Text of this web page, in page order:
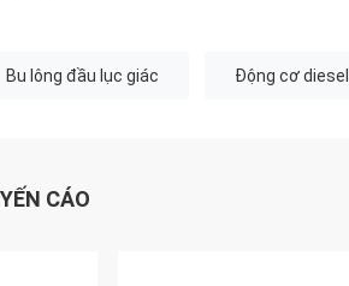
Bu lông đầu lục giác Động cơ diesel
CÁO